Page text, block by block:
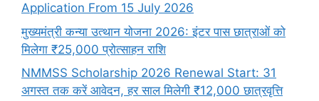
Application From 15 July 2026
मुख्यमंत्री कन्या उत्थान योजना 2026: इंटर पास छात्राओं को
मिलेगा ₹25,000 प्रोत्साहन राशि
NMMSS Scholarship 2026 Renewal Start: 31
अगस्त तक करें आवेदन, हर साल मिलेगी ₹12,000 छात्रवृत्ति